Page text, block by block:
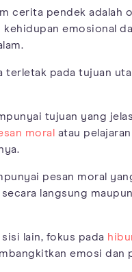
cerita pendek adalah
kehidupan emosional
terletak pada tujuan
tujuan yang
moral
atau
pesan moral
langsung
lain, fokus pada
emosi dan